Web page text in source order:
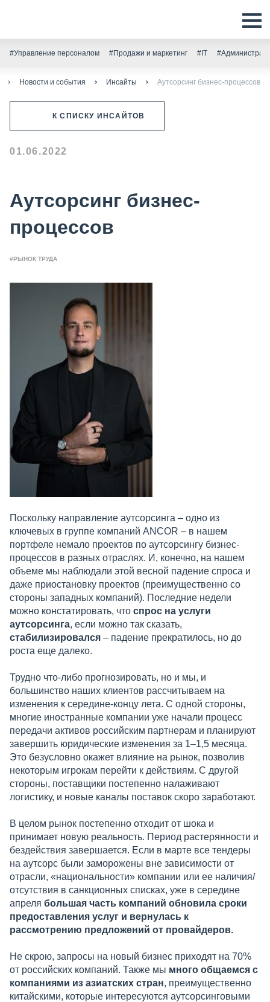
#Управление персоналом #Продажи и маркетинг #IT
Новости и события Инсайты Аутсорсинг бизнес-процессов
К СПИСКУ ИНСАЙТОВ
01.06.2022
Аутсорсинг бизнес-
процессов
#РЫНОК ТРУДА
Поскольку направление аутсорсинга – одно из
ключевых в группе компаний ANCOR – в нашем
портфеле немало проектов по аутсорсингу бизнес-
процессов в разных отраслях. И, конечно, на нашем
объеме мы наблюдали этой весной падение спроса и
даже приостановку проектов (преимущественно со
стороны западных компаний). Последние недели
можно констатировать, что спрос на услуги
аутсорсинга, если можно так сказать,
стабилизировался – падение прекратилось, но до
роста еще далеко.
Трудно что-либо прогнозировать, но и мы, и
большинство наших клиентов рассчитываем на
изменения к середине-концу лета. С одной стороны,
многие иностранные компании уже начали процесс
передачи активов российским партнерам и планируют
завершить юридические изменения за 1–1,5 месяца.
Это безусловно окажет влияние на рынок, позволив
некоторым игрокам перейти к действиям. С другой
стороны, поставщики постепенно налаживают
логистику, и новые каналы поставок скоро заработают.
В целом рынок постепенно отходит от шока и
принимает новую реальность. Период растерянности и
бездействия завершается. Если в марте все тендеры
на аутсорс были заморожены вне зависимости от
отрасли, «национальности» компании или ее наличия/
отсутствия в санкционных списках, уже в середине
апреля большая часть компаний обновила сроки
предоставления услуг и вернулась к
рассмотрению предложений от провайдеров.
Не скрою, запросы на новый бизнес приходят на 70%
от российских компаний. Также мы много общаемся с
компаниями из азиатских стран, преимущественно
китайскими, которые интересуются аутсорсинговыми